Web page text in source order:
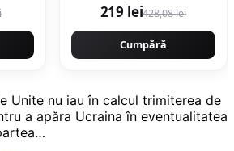
2026 cu 10 accesorii, easy-
start, Fresco Power by
ItalianTech CMP1545
219 lei428,08 lei
Cumpără
Unite nu iau în calcul trimiterea de
a apăra Ucraina în eventualitatea